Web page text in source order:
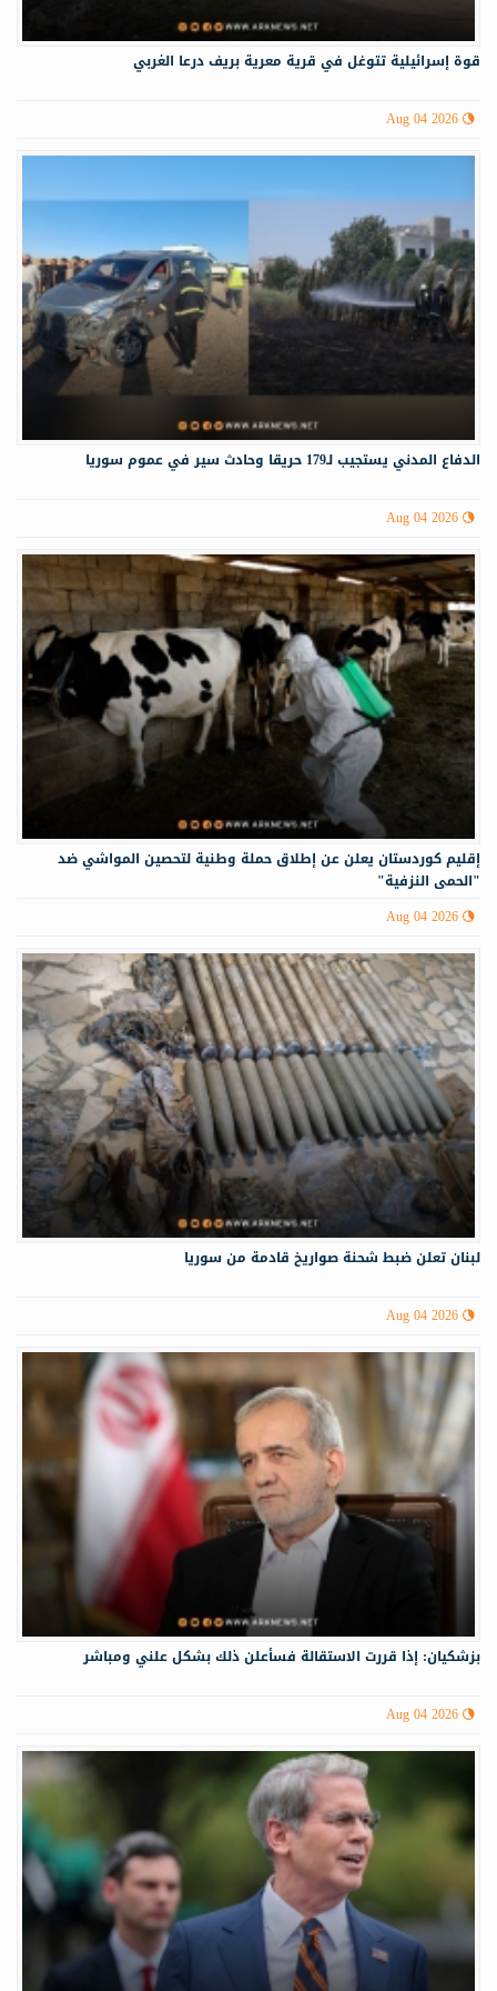
قوة إسرائيلية تتوغل في قرية معرية بريف درعا الغربي
Aug 04 2026
الدفاع المدني يستجيب لـ179 حريقا وحادث سير في عموم سوريا
Aug 04 2026
إقليم كوردستان يعلن عن إطلاق حملة وطنية لتحصين المواشي ضد
"الحمى النزفية"
Aug 04 2026
لبنان تعلن ضبط شحنة صواريخ قادمة من سوريا
Aug 04 2026
بزشكيان: إذا قررت الاستقالة فسأعلن ذلك بشكل علني ومباشر
Aug 04 2026